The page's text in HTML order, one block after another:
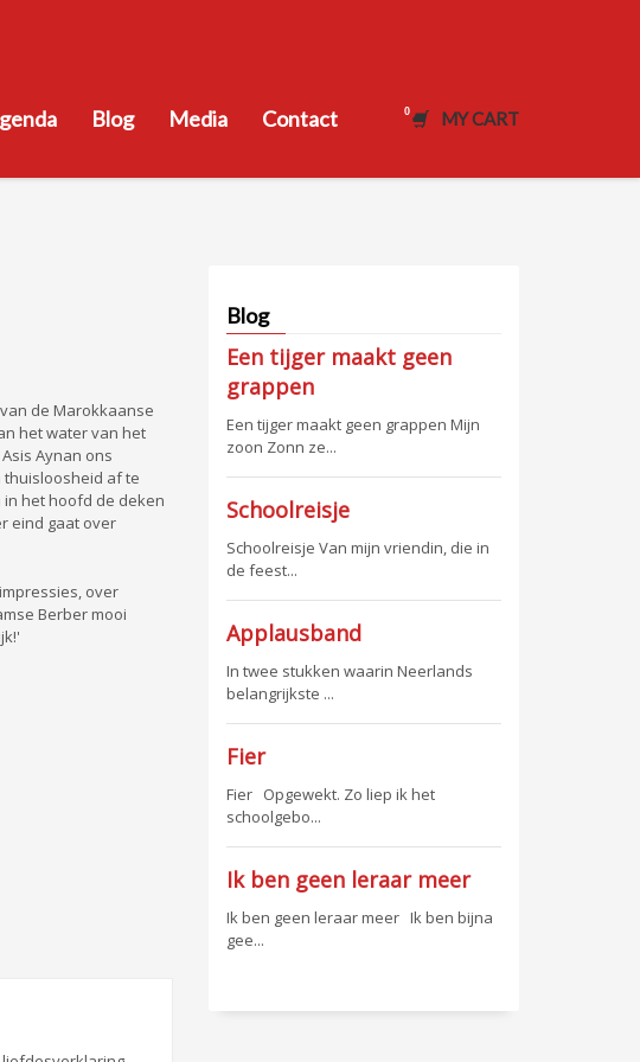
Blog Media Contact MY CART
de Marokkaanse
het water van het
Aynan ons
thuisloosheid af te
het hoofd de deken
eind gaat over
over
Berber mooi
Blog
Een tijger maakt geen
grappen
Een tijger maakt geen grappen Mijn
zoon Zonn ze...
Schoolreisje
Schoolreisje Van mijn vriendin, die in
de feest...
Applausband
In twee stukken waarin Neerlands
belangrijkste ...
Fier
Fier Opgewekt. Zo liep ik het
schoolgebo...
Ik ben geen leraar meer
Ik ben geen leraar meer Ik ben bijna
gee...